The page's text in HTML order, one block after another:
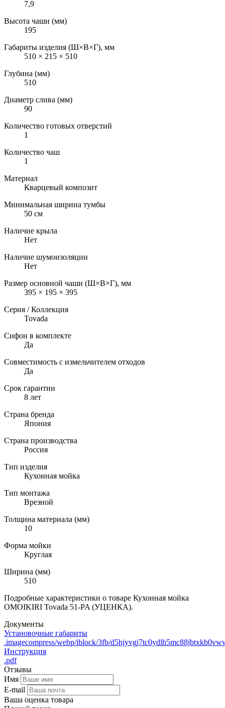
7,9
Высота чаши (мм)
195
Габариты изделия (Ш×В×Г), мм
510 × 215 × 510
Глубина (мм)
510
Диаметр слива (мм)
90
Количество готовых отверстий
1
Количество чаш
1
Материал
Кварцевый композит
Минимальная ширина тумбы
50 см
Наличие крыла
Нет
Наличие шумоизоляции
Нет
Размер основной чаши (Ш×В×Г), мм
395 × 195 × 395
Серия / Коллекция
Tovada
Сифон в комплекте
Да
Совместимость с измельчителем отходов
Да
Срок гарантии
8 лет
Страна бренда
Япония
Страна производства
Россия
Тип изделия
Кухонная мойка
Тип монтажа
Врезной
Толщина материала (мм)
10
Форма мойки
Круглая
Ширина (мм)
510
Подробные характеристики о товаре Кухонная мойка
OMOIKIRI Tovada 51-PA (УЦЕНКА).
Документы
Установочные габариты
.imagecompress/webp/iblock/3fb/
Инструкция
.pdf
Отзывы
Имя
E-mail
Ваша оценка товара